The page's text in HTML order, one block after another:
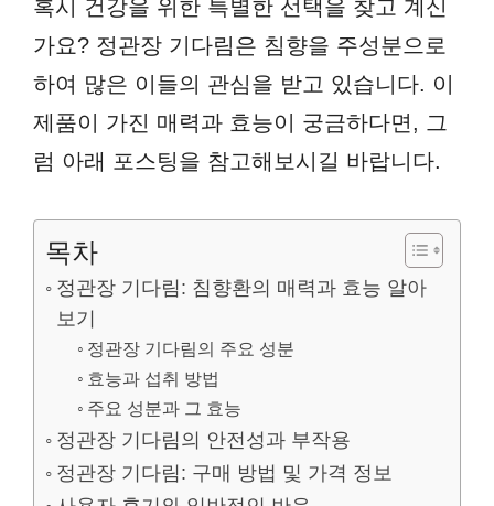
혹시 건강을 위한 특별한 선택을 찾고 계신
가요? 정관장 기다림은 침향을 주성분으로
하여 많은 이들의 관심을 받고 있습니다. 이
제품이 가진 매력과 효능이 궁금하다면, 그
럼 아래 포스팅을 참고해보시길 바랍니다.
목차
정관장 기다림: 침향환의 매력과 효능 알아
보기
정관장 기다림의 주요 성분
효능과 섭취 방법
주요 성분과 그 효능
정관장 기다림의 안전성과 부작용
정관장 기다림: 구매 방법 및 가격 정보